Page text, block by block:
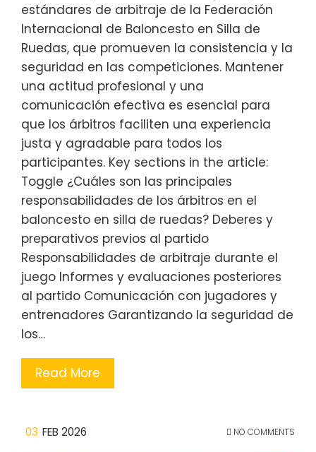
estándares de arbitraje de la Federación
Internacional de Baloncesto en Silla de
Ruedas, que promueven la consistencia y la
seguridad en las competiciones. Mantener
una actitud profesional y una
comunicación efectiva es esencial para
que los árbitros faciliten una experiencia
justa y agradable para todos los
participantes. Key sections in the article:
Toggle ¿Cuáles son las principales
responsabilidades de los árbitros en el
baloncesto en silla de ruedas? Deberes y
preparativos previos al partido
Responsabilidades de arbitraje durante el
juego Informes y evaluaciones posteriores
al partido Comunicación con jugadores y
entrenadores Garantizando la seguridad de
los…
Read More
03 FEB 2026 NO COMMENTS